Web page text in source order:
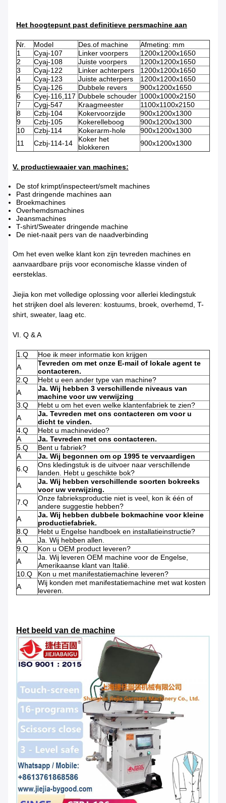
Het hoogtepunt past definitieve persmachine aan
Nr. Model Des.of machine
Afmeting: mm
1
Cyaj-107 Linker voorpers
1200x1200x1650
2
Cyaj-108 Juiste voorpers
1200x1200x1650
3
Cyaj-122 Linker achterpers
1200x1200x1650
4
Cyaj-123 Juiste achterpers
1200x1200x1650
5
Cyaj-126 Dubbele revers
900x1200x1650
6
Cyej-116,117 Dubbele schouder 1000x1000x2150
7
Cygj-547 Kraagmeester
1100x1100x2150
8
Czbj-104 Kokervoorzijde
900x1200x1300
9
Czbj-105 Kokerelleboog
900x1200x1300
10
Czbj-114 Kokerarm-hole
900x1200x1300
11
Czbj-114-14
Koker het
blokkeren
900x1200x1300
V. productiewaaier van machines:
De stof krimpt/inspecteert/smelt machines
Past dringende machines aan
Broekmachines
Overhemdsmachines
Jeansmachines
T-shirt/Sweater dringende machine
De niet-naait pers van de naadverbinding
Om het even welke klant kon zijn tevreden machines en
aanvaardbare prijs voor economische klasse vinden of
eersteklas.
Jiejia kon met volledige oplossing voor allerlei kledingstuk
het strijken doel als leveren: kostuums, broek, overhemd, T-
shirt, sweater, laag etc.
VI. Q & A
1.Q
Hoe ik meer informatie kon krijgen
A
Tevreden om met onze E-mail of lokale agent te
contacteren.
2.Q
Hebt u een ander type van machine?
A
Ja. Wij hebben 3 verschillende niveaus van
machine voor uw verwijzing
3.Q
Hebt u om het even welke klantenfabriek te zien?
A
Ja. Tevreden met ons contacteren om voor u
dicht te vinden.
4.Q
Hebt u machinevideo?
A
Ja. Tevreden met ons contacteren.
5.Q
Bent u fabriek?
A
Ja. Wij begonnen om op 1995 te vervaardigen
6.Q
Ons kledingstuk is de uitvoer naar verschillende
landen. Hebt u geschikte bok?
A
Ja. Wij hebben verschillende soorten bokreeks
voor uw verwijzing.
7.Q
Onze fabrieksproductie niet is veel, kon ik één of
andere suggestie hebben?
A
Ja. Wij hebben dubbele bokmachine voor kleine
productiefabriek.
8.Q
Hebt u Engelse handboek en installatieinstructie?
A
Ja. Wij hebben allen.
9.Q
Kon u OEM product leveren?
A
Ja. Wij leveren OEM machine voor de Engelse,
Amerikaanse klant van Italië.
10.Q
Kon u met manifestatiemachine leveren?
A
Wij konden met manifestatiemachine met wat kosten
leveren.
Het beeld van de machine